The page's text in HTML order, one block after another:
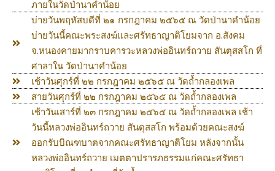
ภายในวัดป่านาคำน้อย
บ่ายวันพฤหัสบดีที่ ๒๑ กรกฎาคม ๒๕๖๕ ณ วัดป่านาคำน้อย
บ่ายวันนี้คณะพระสงฆ์และศรัทธาญาติโยมจาก อ.สังคม
จ.หนองคายมากราบคารวะหลวงพ่ออินทร์ถวาย สันตุสสโก ที่
ศาลาใน วัดป่านาคำน้อย
เช้าวันศุกร์ที่ ๒๒ กรกฎาคม ๒๕๖๕ ณ วัดถ้ำกลองเพล
สายวันศุกร์ที่ ๒๒ กรกฎาคม ๒๕๖๕ ณ วัดถ้ำกลองเพล
เช้าวันเสาร์ที่ ๒๓ กรกฎาคม ๒๕๖๕ ณ วัดถ้ำกลองเพล เช้า
วันนี้หลวงพ่ออินทร์ถวาย สันตุสสโก พร้อมด้วยคณะสงฆ์
ออกรับบิณฑบาตจากคณะศรัทธาญาติโยม หลังจากนั้น
หลวงพ่ออินทร์ถวาย เมตตาปรารภธรรมแก่คณะศรัทธา